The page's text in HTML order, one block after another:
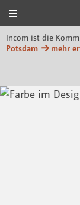
Incom ist die
Potsdam
mehr